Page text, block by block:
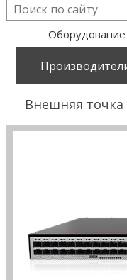
Внешняя точка